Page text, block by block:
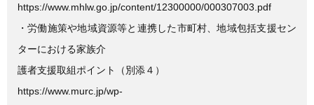
https://www.mhlw.go.jp/content/12300000/000307003.pdf
・労働施策や地域資源等と連携した市町村、地域包括支援セン
ターにおける家族介
護者支援取組ポイント（別添４）
https://www.murc.jp/wp-